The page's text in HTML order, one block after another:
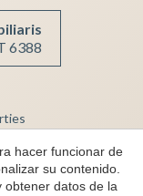
6388
hacer funcionar de
su contenido.
obtener datos de la